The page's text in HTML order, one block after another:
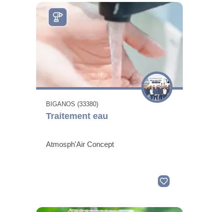
BIGANOS (33380)
Traitement eau
Atmosph'Air Concept